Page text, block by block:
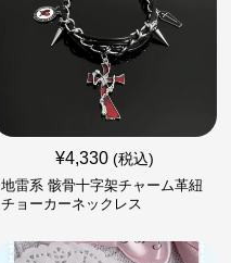
¥4,330 (税込)
地雷系 骸骨十字架チャーム革紐
チョーカーネックレス